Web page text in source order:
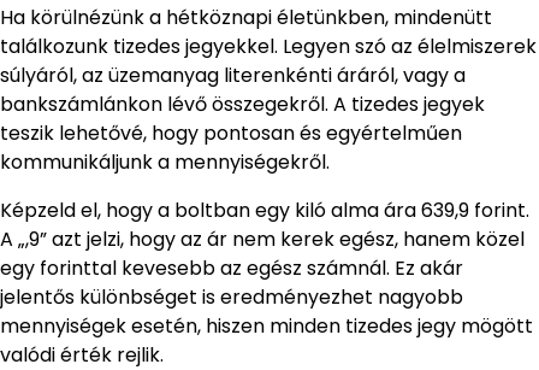
Ha körülnézünk a hétköznapi életünkben, mindenütt
találkozunk tizedes jegyekkel. Legyen szó az élelmiszerek
súlyáról, az üzemanyag literenkénti áráról, vagy a
bankszámlánkon lévő összegekről. A tizedes jegyek
teszik lehetővé, hogy pontosan és egyértelműen
kommunikáljunk a mennyiségekről.
Képzeld el, hogy a boltban egy kiló alma ára 639,9 forint.
A „,9” azt jelzi, hogy az ár nem kerek egész, hanem közel
egy forinttal kevesebb az egész számnál. Ez akár
jelentős különbséget is eredményezhet nagyobb
mennyiségek esetén, hiszen minden tizedes jegy mögött
valódi érték rejlik.